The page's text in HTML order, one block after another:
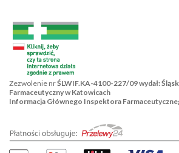
Zezwolenie nrŚLWIF.KA-4100-227/09 wydał:
Farmaceutyczny w Katowicach
Informacja Głównego Inspektora